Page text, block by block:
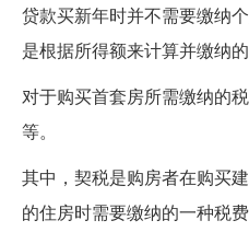
贷款买新年时并不需要缴纳
是根据所得额来计算并缴纳的
对于购买首套房所需缴纳的
等。
其中，契税是购房者在购买
的住房时需要缴纳的一种税